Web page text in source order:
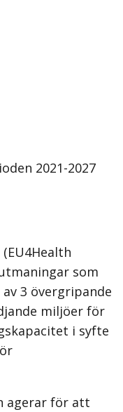
2021-2027
som
3 övergripande
miljöer för
i syfte
agerar för att